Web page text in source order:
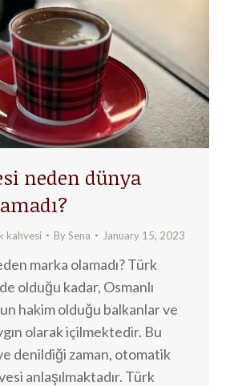
neden dünya
kahvesi BySena January 15, 2023
marka olamadı? Türk
olduğu kadar, Osmanlı
hakim olduğu balkanlar ve
olarak içilmektedir. Bu
denildiği zaman, otomatik
anlaşılmaktadır. Türk